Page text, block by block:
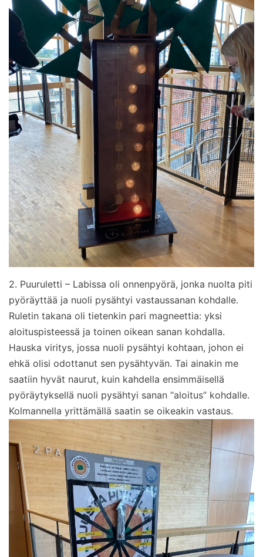
2. Puuruletti – Labissa oli onnenpyörä, jonka nuolta piti
pyöräyttää ja nuoli pysähtyi vastaussanan kohdalle.
Ruletin takana oli tietenkin pari magneettia: yksi
aloituspisteessä ja toinen oikean sanan kohdalla.
Hauska viritys, jossa nuoli pysähtyi kohtaan, johon ei
ehkä olisi odottanut sen pysähtyvän. Tai ainakin me
saatiin hyvät naurut, kuin kahdella ensimmäisellä
pyöräytyksellä nuoli pysähtyi sanan “aloitus” kohdalle.
Kolmannella yrittämällä saatin se oikeakin vastaus.